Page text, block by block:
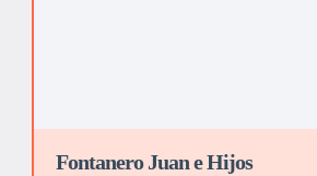
Fontanero Juan e Hijos